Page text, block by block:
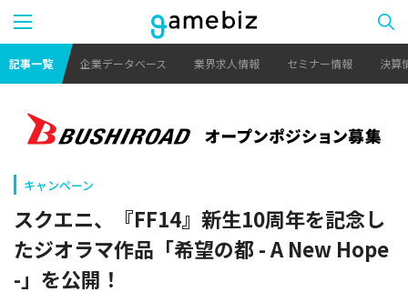
記事一覧 企業データベース 業界求人情報 セミナー情報 決算
キャンペーン
スクエニ、『FF14』新生10周年を記念し
たジオラマ作品「希望の都 - A New Hope
-」を公開！